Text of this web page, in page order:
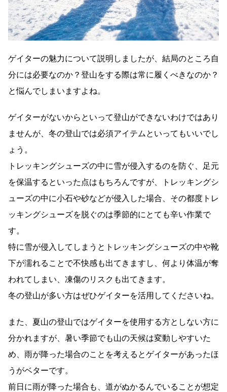
ゲイターの魅力について説明しましたが、結局のところ自
分には必要なのか？登山をする際は常に履くべきなのか？
と悩んでしまいますよね。
ゲイターがないからといって登山ができないわけではあり
ませんが、冬の登山では必須アイテムといってもいいでし
ょう。
トレッキングシューズの中に雪が侵入するのを防ぐ、足元
を保温するといった点はもちろんですが、トレッキングシ
ューズの中に小石や砂などが侵入した場合、その都度トレ
ッキングシューズを脱ぐのは季節的にとても辛い作業で
す。
特に雪が侵入してしまうとトレッキングシューズの中や靴
下が濡れることで不快感も出てきますし、何より体温が奪
われてしまい、凍傷のリスクも出てきます。
冬の登山が多い方はぜひゲイターを活用してくださいね。
また、夏山の登山ではゲイターを使用する方としない方に
分かれますが、暑い季節でも山の天候は変動しやすいた
め、雨が降った場合のことを考えるとゲイターがあったほ
うがベターです。
前日に雨が降った場合も、道がぬかるんでいることが想定